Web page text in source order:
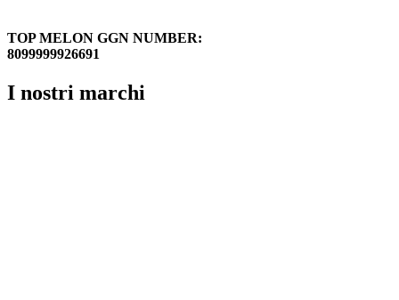
TOP MELON GGN NUMBER:
8099999926691
I nostri marchi